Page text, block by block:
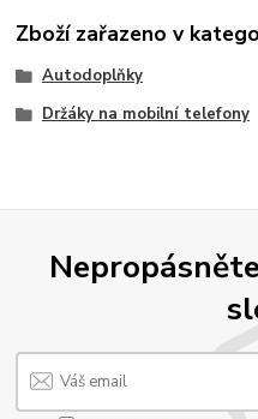
Zboží zařazeno v
Autodoplňky
Držáky na mobilní telefony